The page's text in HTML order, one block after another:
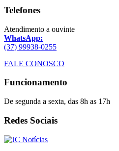
Telefones
Atendimento a ouvinte
WhatsApp:
(37) 99938-0255
FALE CONOSCO
Funcionamento
De segunda a sexta, das 8h as 17h
Redes Sociais